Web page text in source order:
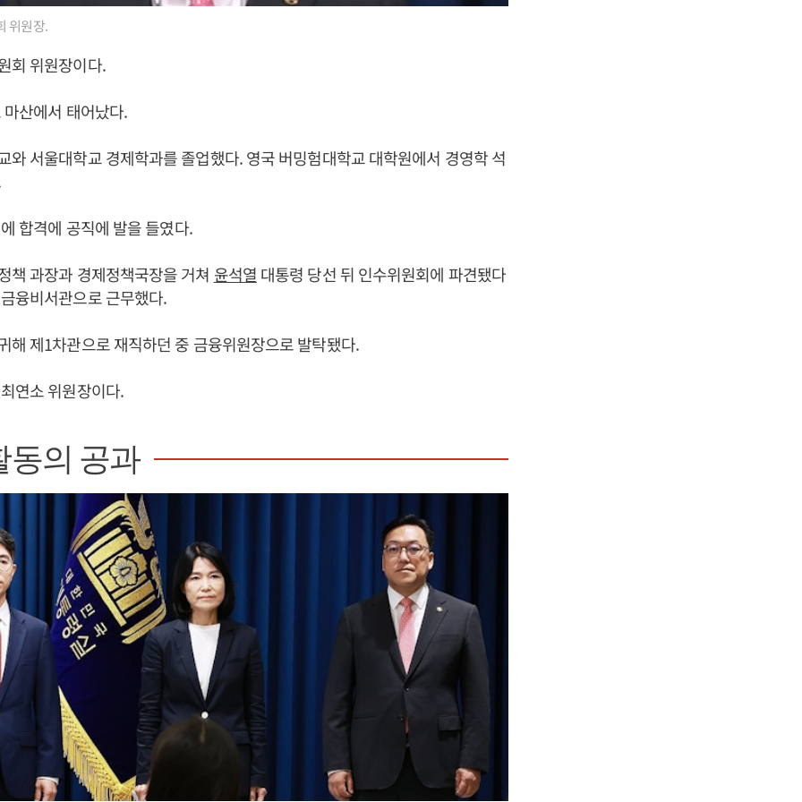
위원장.
회 위원장이다.
산에서 태어났다.
와 서울대학교 경제학과를 졸업했다. 영국 버밍험대학교 대학원에서 경영학 석
합격에 공직에 발을 들였다.
책 과장과 경제정책국장을 거쳐 윤석열 대통령 당선 뒤 인수위원회에 파견됐다
융비서관으로 근무했다.
해 제1차관으로 재직하던 중 금융위원장으로 발탁됐다.
연소 위원장이다.
동의 공과